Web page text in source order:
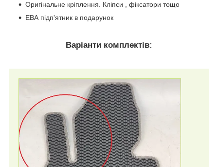
Оригінальне кріплення. Кліпси , фіксатори тощо
ЕВА підп'ятник в подарунок
Варіанти комплектів: